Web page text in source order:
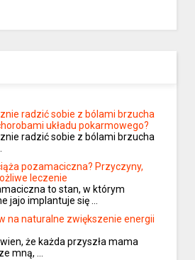
radzić sobie z bólami brzucha
układu pokarmowego?
radzić sobie z bólami brzucha
pozamaciczna? Przyczyny,
leczenie
to stan, w którym
jajo implantuje się …
na naturalne zwiększenie energii
że każda przyszła mama
mną, …